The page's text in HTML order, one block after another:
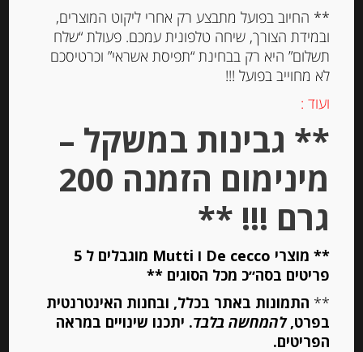
-
הוספה לסל
Stock
** החיוב בפועל מתבצע רק אחרי ליקוט המוצרים,
ובמידת הצורך, שיחה טלפונית עמכם. פעולת “שלח
תשלום” היא רק בבחינת “תפיסת אשראי” וכרטיסכם
לא מחוייב בפועל !!!
ועוד :
** גבינות במשקל –
מינימום הזמנה 200
גרם !!! **
** מוצרי De cecco ו Mutti מוגבלים ל 5
פריטים בסה״כ מכל הסוגים **
** התמונות באתר בכלל, ובחנות האינטרנטית
בפרט,להמחשה בלבד. יתכנו שינויים במראה
הפריטים.